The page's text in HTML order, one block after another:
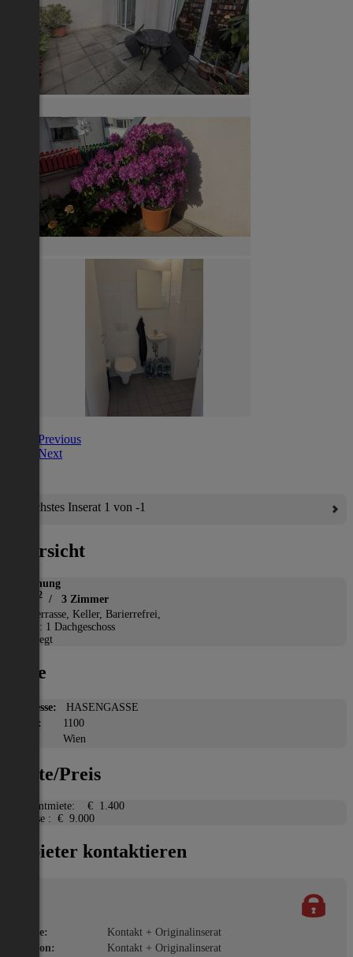
Previous
Next
Nächstes Inserat 1 von -1
Übersicht
Wohnung
2 / 3 Zimmer
Terrasse, Keller, Barierrefrei,
Etage: 1 Dachgeschoss
Gepflegt
Lage
Adresse:
HASENGASSE
PLZ:
1100
Wien
Miete/Preis
Gesamtmiete:
€ 1.400
Ablöse : € 9.000
Anbieter kontaktieren
Name:
Kontakt + Originalinserat
Telefon:
Kontakt + Originalinserat